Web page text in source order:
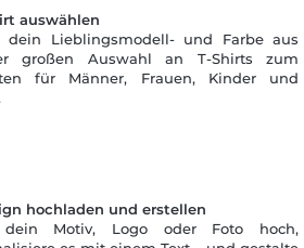
hochladen und erstellen
dein Motiv, Logo oder Foto hoch,
auswählen
dein Lieblingsmodell- und Farbe aus
großen Auswahl an T-Shirts zum
für Männer, Frauen, Kinder und